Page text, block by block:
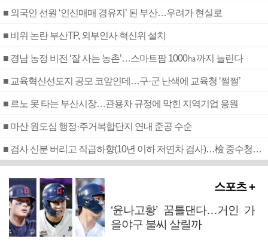
■ 외국인 선원 ‘인신매매 경유지’ 된 부산…우려가 현실로
■ 비위 논란 부산TP, 외부인사 혁신위 설치
■ 경남 농정 비전 ‘잘 사는 농촌’…스마트팜 1000㏊까지 늘린다
■ 교육혁신선도지 공모 코앞인데…구·군 난색에 교육청 ‘쩔쩔’
■ 르노 못 타는 부산시장…관용차 규정에 막힌 지역기업 응원
■ 마산 원도심 행정·주거복합단지 연내 준공 수순
■ 검사 신분 버리고 직급하향(10년 이하 저연차 검사)…檢 중수청행 기피
스포츠 +
‘윤나고황’ 꿈틀댄다…거인 가
을야구 불씨 살릴까